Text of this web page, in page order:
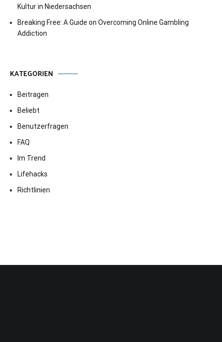
Kultur in Niedersachsen
Breaking Free: A Guide on Overcoming Online Gambling
Addiction
KATEGORIEN
Beitragen
Beliebt
Benutzerfragen
FAQ
Im Trend
Lifehacks
Richtlinien